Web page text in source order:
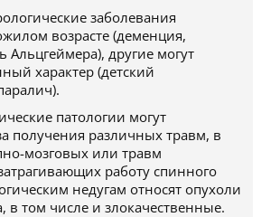
заболевания
возрасте (деменция,
Альцгеймера), другие могут
характер (детский
патологии могут
получения различных травм, в
мозговых или травм
работу спинного
недугам относят опухоли
в том числе и злокачественные.